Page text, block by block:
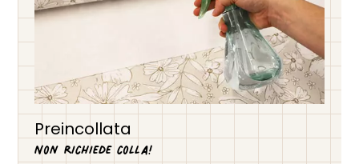
Preincollata
Non richiede colla!